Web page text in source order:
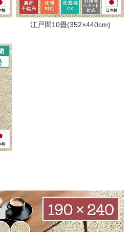
江戸間10畳(352×440cm)